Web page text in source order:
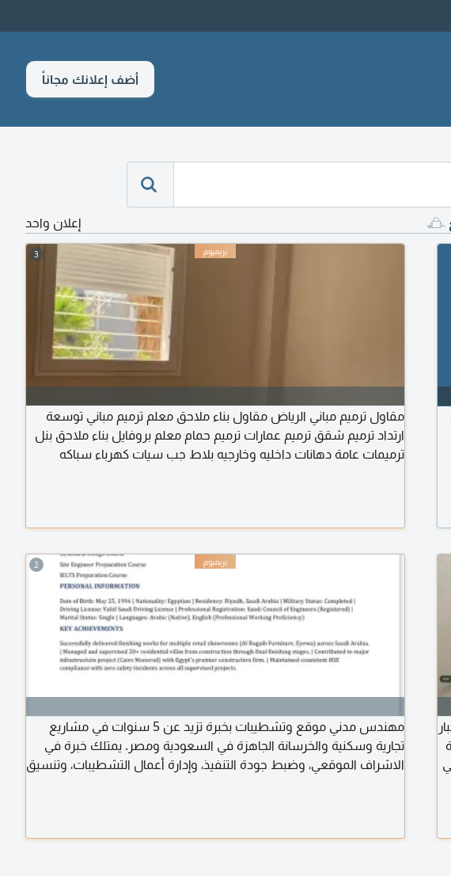
أضف إعلانك مجاناً
إعلان واحد
3
مقاول ترميم مباني الرياض مقاول بناء ملاحق معلم ترميم مباني توسعة
ارتداد ترميم شقق ترميم عمارات ترميم حمام معلم بروفايل بناء ملاحق بنل
ترميمات عامة دهانات داخليه وخارجيه بلاط جب سيات كهرباء سباكه
2
مهندس مدني موقع وتشطيبات بخبرة تزيد عن 5 سنوات في مشاريع
تجارية وسكنية والخرسانة الجاهزة في السعودية ومصر. يمتلك خبرة في
الاشراف الموقعي، وضبط جودة التنفيذ، وإدارة أعمال التشطيبات، وتنسيق